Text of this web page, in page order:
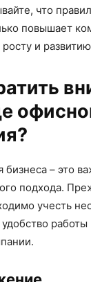
что
повышает
и
бизнеса – это
подхода.
учесть
работы